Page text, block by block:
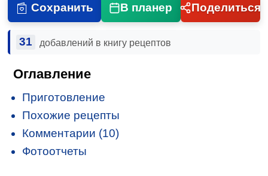
Сохранить В планер Поделиться
31 добавлений в книгу рецептов
Оглавление
Приготовление
Похожие рецепты
Комментарии (10)
Фотоотчеты